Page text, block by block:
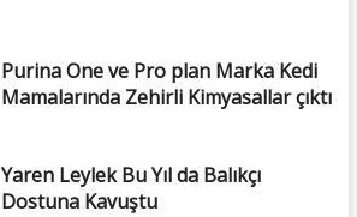
Purina One ve Pro plan Marka Kedi
Mamalarında Zehirli Kimyasallar çıktı
Yaren Leylek Bu Yıl da Balıkçı
Dostuna Kavuştu